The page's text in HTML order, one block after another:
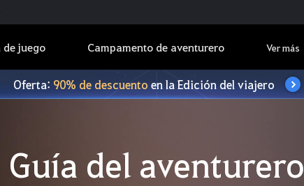
juego Campamento de aventurero Ver más
Oferta: 90% de descuentoen la Edición del viajero
Guía del aventurero